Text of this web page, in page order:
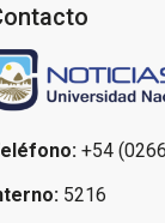
+54
5216